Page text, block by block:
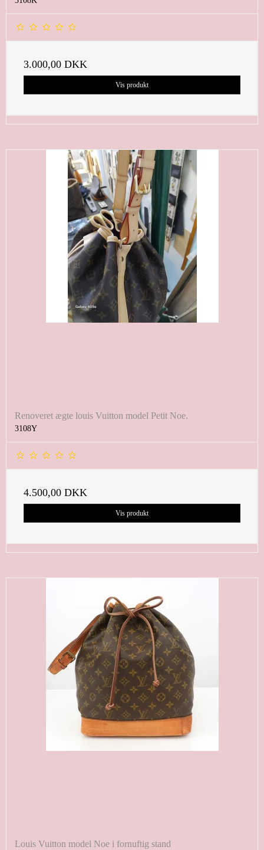
3.000,00 DKK
Vis produkt
Renoveret ægte louis Vuitton model Petit Noe.
3108Y
4.500,00 DKK
Vis produkt
Louis Vuitton model Noe i fornuftig stand